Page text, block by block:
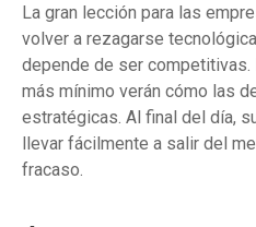
La gran lección para las
volver a rezagarse
depende de ser
más mínimo verán cómo las
estratégicas. Al final del día,
llevar fácilmente a salir del
fracaso.